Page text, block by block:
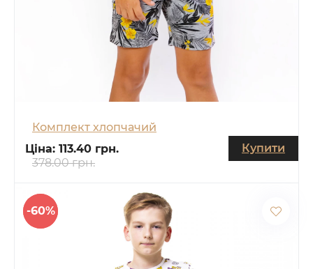
Комплект хлопчачий
Ціна: 113.40 грн.
378.00 грн.
Купити
-60%